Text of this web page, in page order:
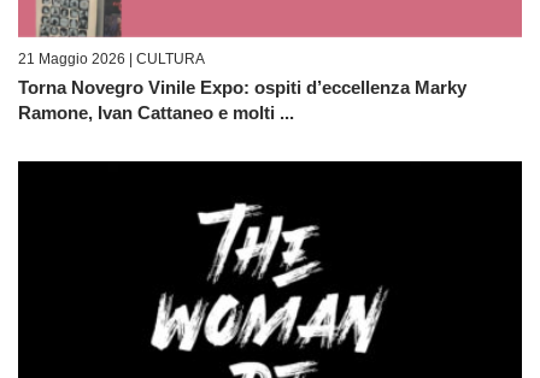
21 Maggio 2026 | CULTURA
Torna Novegro Vinile Expo: ospiti d’eccellenza Marky
Ramone, Ivan Cattaneo e molti ...